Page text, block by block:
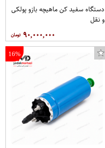
دستگاه سفید کن ماهیچه بازو پولکی
و نقل
۹۰,۰۰۰,۰۰۰
16%